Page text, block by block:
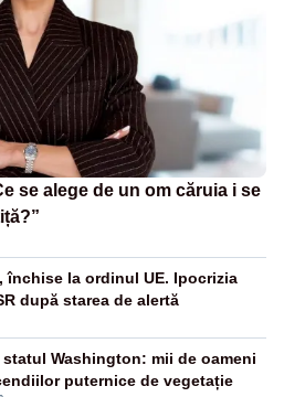
se alege de un om căruia i se
închise la ordinul UE. Ipocrizia
după starea de alertă
Washington: mii de oameni
puternice de vegetație